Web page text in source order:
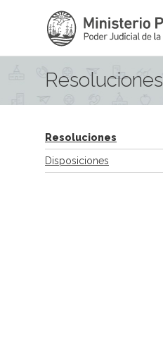
Resoluciones
Resoluciones
Disposiciones